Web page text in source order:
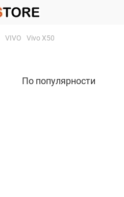
VIVO Vivo X50
По популярности